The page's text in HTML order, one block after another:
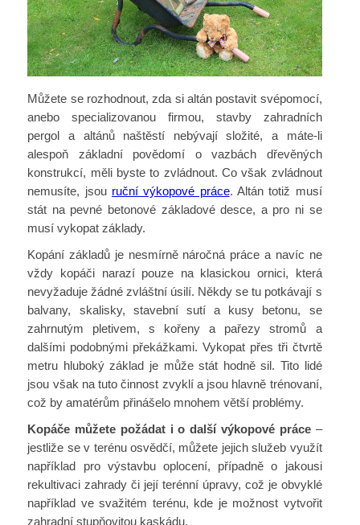
Můžete se rozhodnout, zda si altán postavit svépomocí,
anebo specializovanou firmou, stavby zahradních
pergol a altánů naštěstí nebývají složité, a máte-li
alespoň základní povědomí o vazbách dřevěných
konstrukcí, měli byste to zvládnout. Co však zvládnout
nemusíte, jsou ruční výkopové práce. Altán totiž musí
stát na pevné betonové základové desce, a pro ni se
musí vykopat základy.
Kopání základů je nesmírně náročná práce a navíc ne
vždy kopáči narazí pouze na klasickou ornici, která
nevyžaduje žádné zvláštní úsilí. Někdy se tu potkávají s
balvany, skalisky, stavební sutí a kusy betonu, se
zahrnutým pletivem, s kořeny a pařezy stromů a
dalšími podobnými překážkami. Vykopat přes tři čtvrtě
metru hluboký základ je může stát hodně sil. Tito lidé
jsou však na tuto činnost zvyklí a jsou hlavně trénovaní,
což by amatérům přinášelo mnohem větší problémy.
Kopáče můžete požádat i o další výkopové práce –
jestliže se v terénu osvědčí, můžete jejich služeb využít
například pro výstavbu oplocení, případně o jakousi
rekultivaci zahrady či její terénní úpravy, což je obvyklé
například ve svažitém terénu, kde je možnost vytvořit
zahradní stupňovitou kaskádu.